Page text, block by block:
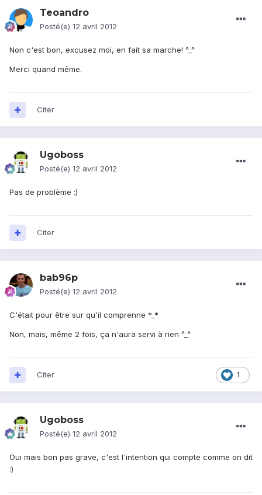
Teoandro
Posté(e) 12 avril 2012
Non c'est bon, excusez moi, en fait sa marche! ^_^
Merci quand même.
Citer
Ugoboss
Posté(e) 12 avril 2012
Pas de problème :)
Citer
bab96p
Posté(e) 12 avril 2012
C'était pour être sur qu'il comprenne *_*
Non, mais, même 2 fois, ça n'aura servi à rien ^_^
1
Citer
Ugoboss
Posté(e) 12 avril 2012
Oui mais bon pas grave, c'est l'intention qui compte comme on dit
:)